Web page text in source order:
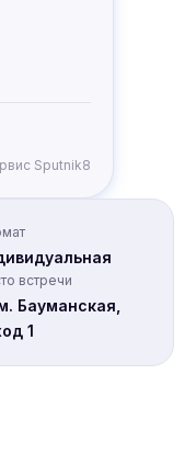
встречи
Бауманская,
1
Sputnik8